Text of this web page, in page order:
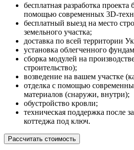
бесплатная разработка
помощью современных 3D-
бесплатный выезд на место
земельного участка;
доставка по всей территории
установка облегченного
сборка модулей на
строительство);
возведение на вашем участке
отделка с помощью
материалов (снаружи, внутри);
обустройство кровли;
техническая поддержка после
коттеджа под ключ.
Рассчитать стоимость